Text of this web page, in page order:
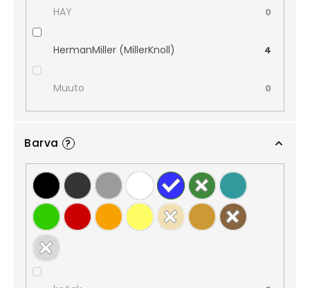
HAY 0
HermanMiller (MillerKnoll) 4
Muuto 0
Barva ?